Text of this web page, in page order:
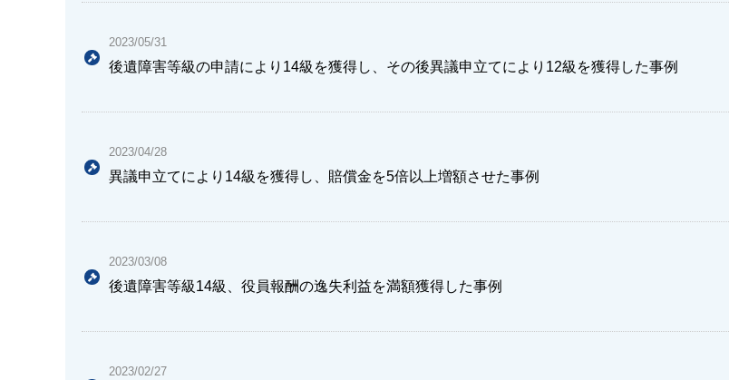
2023/05/31
後遺障害等級の申請により14級を獲得し、その後異議申立てにより12級を獲得した事例
2023/04/28
異議申立てにより14級を獲得し、賠償金を5倍以上増額させた事例
2023/03/08
後遺障害等級14級、役員報酬の逸失利益を満額獲得した事例
2023/02/27